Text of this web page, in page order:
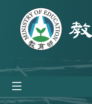
跳到主要內容區塊
:::